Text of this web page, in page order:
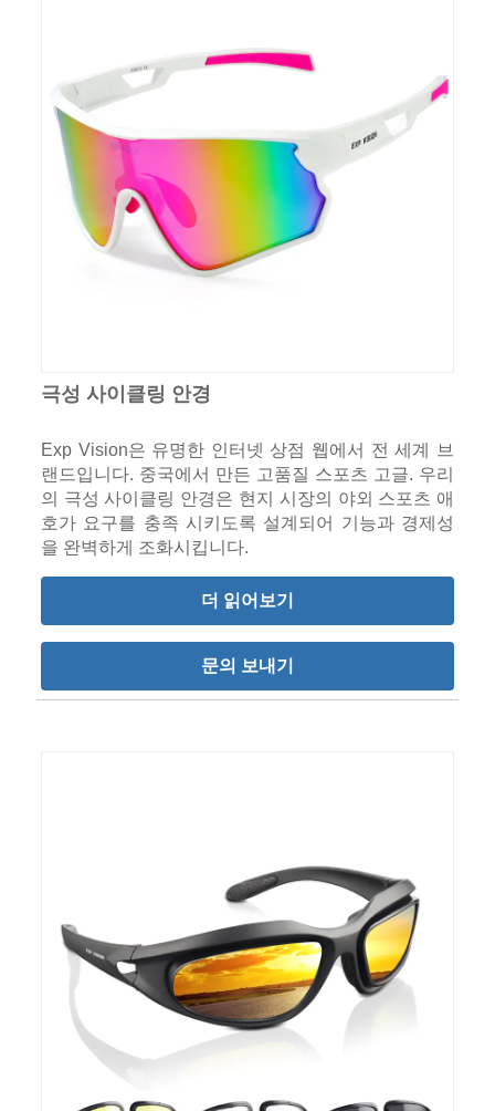
극성 사이클링 안경
Exp Vision은 유명한 인터넷 상점 웹에서 전 세계 브
랜드입니다. 중국에서 만든 고품질 스포츠 고글. 우리
의 극성 사이클링 안경은 현지 시장의 야외 스포츠 애
호가 요구를 충족 시키도록 설계되어 기능과 경제성
을 완벽하게 조화시킵니다.
더 읽어보기
문의 보내기